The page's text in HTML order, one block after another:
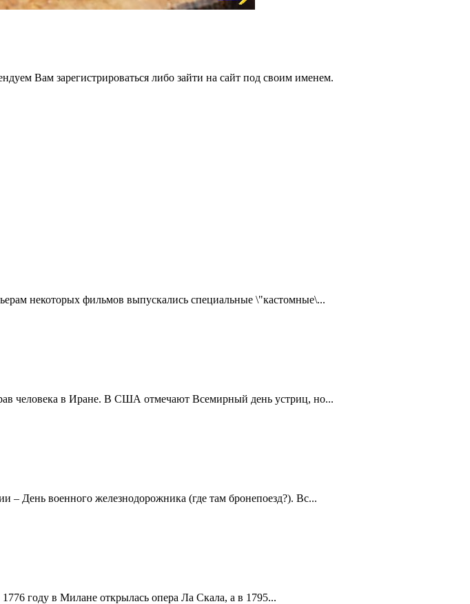
Вам зарегистрироваться либо зайти на сайт под своим именем.
некоторых фильмов выпускались специальные \"кастомные\...
человека в Иране. В США отмечают Всемирный день устриц, но...
– День военного железнодорожника (где там бронепоезд?). Вс...
году в Милане открылась опера Ла Скала, а в 1795...